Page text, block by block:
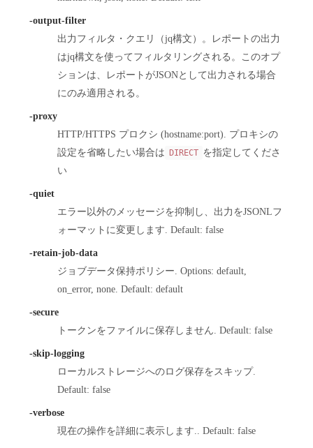
-output-filter
出力フィルタ・クエリ（jq構文）。レポートの出力
はjq構文を使ってフィルタリングされる。このオプ
ションは、レポートがJSONとして出力される場合
にのみ適用される。
-proxy
HTTP/HTTPS プロクシ (hostname:port). プロキシの
設定を省略したい場合は
DIRECT を指定してくださ
い
-quiet
エラー以外のメッセージを抑制し、出力をJSONLフ
ォーマットに変更します. Default: false
-retain-job-data
ジョブデータ保持ポリシー. Options: default,
on_error, none. Default: default
-secure
トークンをファイルに保存しません. Default: false
-skip-logging
ローカルストレージへのログ保存をスキップ.
Default: false
-verbose
現在の操作を詳細に表示します.. Default: false